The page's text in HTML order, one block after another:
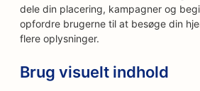
dele din placering, kampagner og
opfordre brugerne til at besøge din
flere oplysninger.
Brug visuelt indhold